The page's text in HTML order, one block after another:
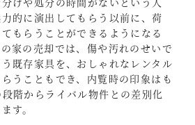
的に演出してもらう以前に、荷
もらうことができるようになる
家の売却では、傷や汚れのせいで
既存家具を、おしゃれなレンタル
うこともでき、内覧時の印象はも
階からライバル物件との差別化
す。